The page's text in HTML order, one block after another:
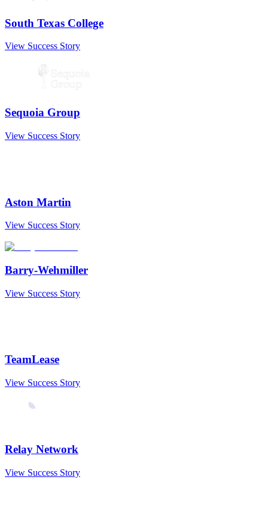
South Texas College
View Success Story
Sequoia Group
View Success Story
Aston Martin
View Success Story
Barry-Wehmiller
View Success Story
TeamLease
View Success Story
Relay Network
View Success Story